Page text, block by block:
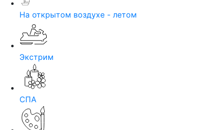
На открытом воздухе - летом
Экстрим
СПА